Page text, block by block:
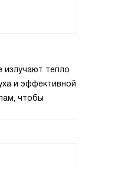
излучают тепло
и эффективной
чтобы